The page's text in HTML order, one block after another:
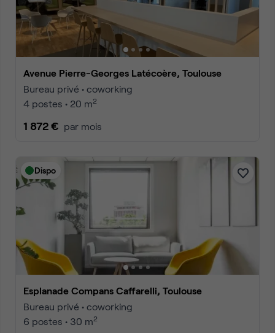
Avenue Pierre-Georges Latécoère, Toulouse
Bureau privé • coworking
4 postes • 20 m2
1 872 € par mois
Dispo
Esplanade Compans Caffarelli, Toulouse
Bureau privé • coworking
6 postes • 30 m2